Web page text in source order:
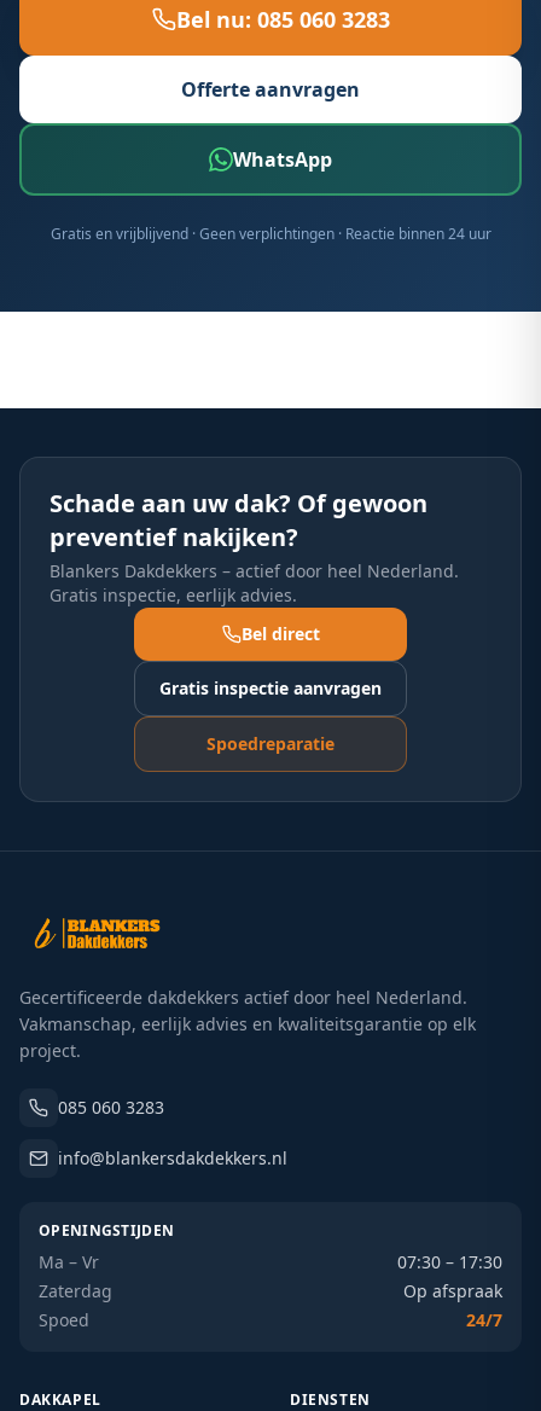
Bel nu: 085 060 3283
Offerte aanvragen
WhatsApp
Gratis en vrijblijvend · Geen verplichtingen · Reactie binnen 24 uur
Schade aan uw dak? Of gewoon
preventief nakijken?
Blankers Dakdekkers – actief door heel Nederland.
Gratis inspectie, eerlijk advies.
Bel direct
Gratis inspectie aanvragen
Spoedreparatie
Gecertificeerde dakdekkers actief door heel Nederland.
Vakmanschap, eerlijk advies en kwaliteitsgarantie op elk
project.
085 060 3283
info@blankersdakdekkers.nl
OPENINGSTIJDEN
Ma – Vr
07:30 – 17:30
Zaterdag
Op afspraak
Spoed
24/7
DAKKAPEL DIENSTEN